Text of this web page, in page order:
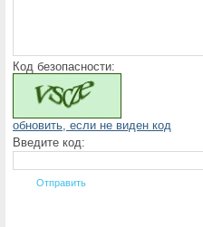
Код безопасности:
обновить, если не виден код
Введите код: